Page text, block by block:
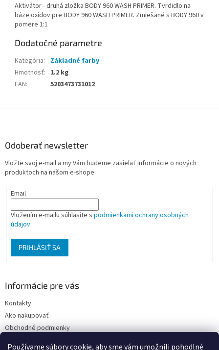
Používame súbory cookie, aby sme vám umožnili pohodlné
Aktivátor - druhá zložka BODY 960 WASH PRIMER. Tvrdidlo na
báze oxidov pre BODY 960 WASH PRIMER. Zmiešané s BODY 960 v
pomere 1:1
Dodatočné parametre
Kategória:
Základné farby
Hmotnosť: 1.2 kg
EAN: 5203473731012
Odoberať newsletter
Vložte svoj e-mail a my Vám budeme zasielať informácie o nových
produktoch na našom e-shope.
Email
Vložením e-mailu súhlasíte s podmienkami ochrany osobných
údajov
PRIHLÁSIŤ SA
Informácie pre vás
Kontakty
Ako nakupovať
Obchodné podmienky